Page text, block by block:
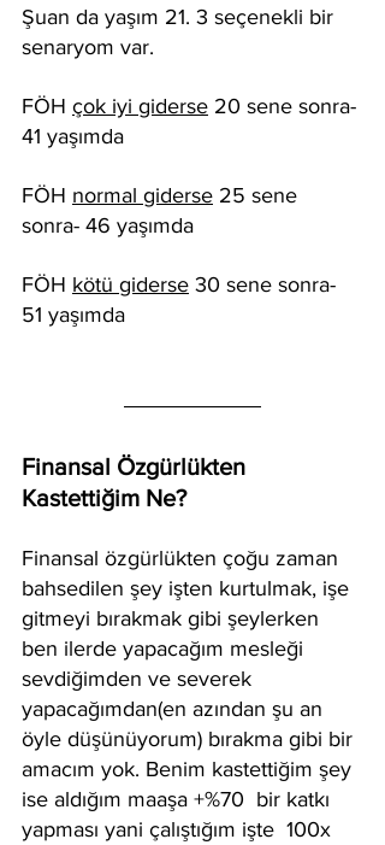
Şuan da yaşım 21. 3 seçenekli bir
senaryom var.
FÖH çok iyi giderse 20 sene sonra-
41 yaşımda
FÖH normal giderse 25 sene
sonra- 46 yaşımda
FÖH kötü giderse 30 sene sonra-
51 yaşımda
Finansal Özgürlükten
Kastettiğim Ne?
Finansal özgürlükten çoğu zaman
bahsedilen şey işten kurtulmak, işe
gitmeyi bırakmak gibi şeylerken
ben ilerde yapacağım mesleği
sevdiğimden ve severek
yapacağımdan(en azından şu an
öyle düşünüyorum) bırakma gibi bir
amacım yok. Benim kastettiğim şey
ise aldığım maaşa +%70  bir katkı
yapması yani çalıştığım işte  100x